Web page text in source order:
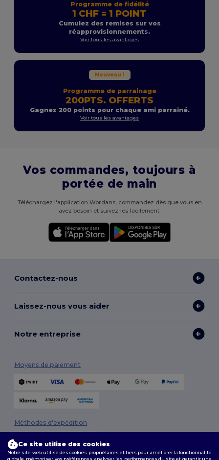
Programme de fidélité
1 CHF = 1 POINT
Cumulez des remises sur vos
réapprovisionnements.
Voir tous les avantages
Nouveau !
Programme de parrainage
200PTS. OFFERTS
Gagnez 200 points pour chaque ami parrainé.
Voir tous les avantages
Vos commandes, toujours à
portée de main
Téléchargez l'application Wordans, commandez dès que vous en
avez besoin et suivez-les facilement.
Contactez-nous
Laissez-nous vous aider
Notre entreprise
Moyens de paiement
Méthodes d'expédition
Ce site utilise des cookies
Notre site web utilise des cookies propriétaires et tiers pour améliorer la fonctionnalité
globale, mémoriser vos préférences, analyser les performances du site et garantir une